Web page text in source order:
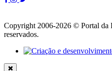
Copyright 2006-2026 © Portal da
reservados.